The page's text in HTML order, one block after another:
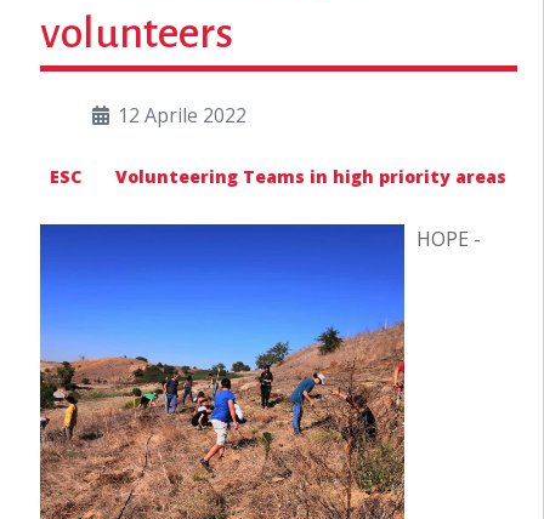
volunteers
12 Aprile 2022
ESC Volunteering Teams in high priority areas
HOPE -